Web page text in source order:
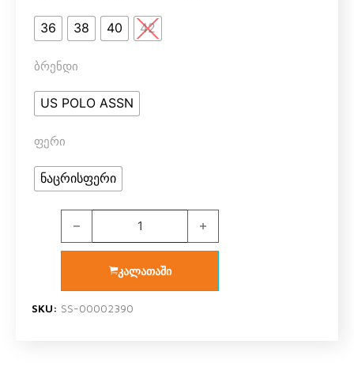
36 38 40 42
ბრენდი
US POLO ASSN
ფერი
ნაცრისფერი
U.S. Polo Assn. 65003 ქალის საცვლები ორეული
კალათაში
SKU: SS-00002390